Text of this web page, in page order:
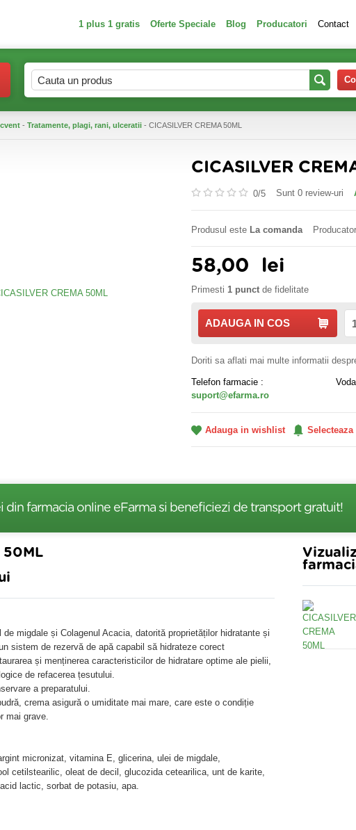
1 plus 1 gratis Oferte Speciale Blog Producatori Contact
- Tratamente, plagi, rani, ulceratii - CICASILVER CREMA 50ML
CICASILVER
0/5 Sunt 0 review-uri
Produsul este La comanda
58,00 lei
Primesti 1 punct de fidelitate
ADAUGA IN COS
Doriti sa aflati mai multe informatii
Telefon farmacie :
suport@efarma.ro
Adauga in wishlist
din farmacia online eFarma si beneficiezi de transport gratuit!
50ML
migdale și Colagenul Acacia, datorită proprietăților hidratante și
sistem de rezervă de apă capabil să hidrateze corect
și menținerea caracteristicilor de hidratare optime ale pielii,
de refacerea țesutului.
a preparatului.
crema asigură o umiditate mai mare, care este o condiție
mai grave.
micronizat, vitamina E, glicerina, ulei de migdale,
cetilstearilic, oleat de decil, glucozida cetearilica, unt de karite,
lactic, sorbat de potasiu, apa.